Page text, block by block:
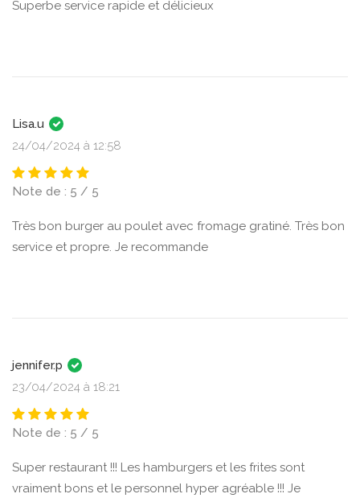
Superbe service rapide et délicieux
Lisa.u
24/04/2024 à 12:58
Note de : 5 / 5
Très bon burger au poulet avec fromage gratiné. Très bon
service et propre. Je recommande
jennifer.p
23/04/2024 à 18:21
Note de : 5 / 5
Super restaurant !!! Les hamburgers et les frites sont
vraiment bons et le personnel hyper agréable !!! Je